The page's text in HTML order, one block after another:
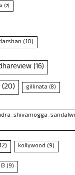
(7)
(10)
(16)
(20) gillinata (8)
kollywood (9)
(9)